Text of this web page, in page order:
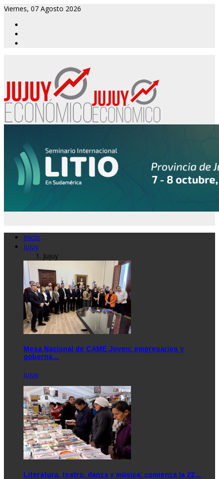
Viernes, 07 Agosto 2026
Inicio
Jujuy
Jujuy
Mesa Nacional de CAME Joven: empresarios y
goberna…
Jujuy
Literatura, teatro, danza y música: comienza la 22…